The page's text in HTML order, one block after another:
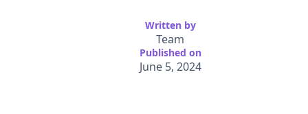
Written by
Team
Published on
June 5, 2024